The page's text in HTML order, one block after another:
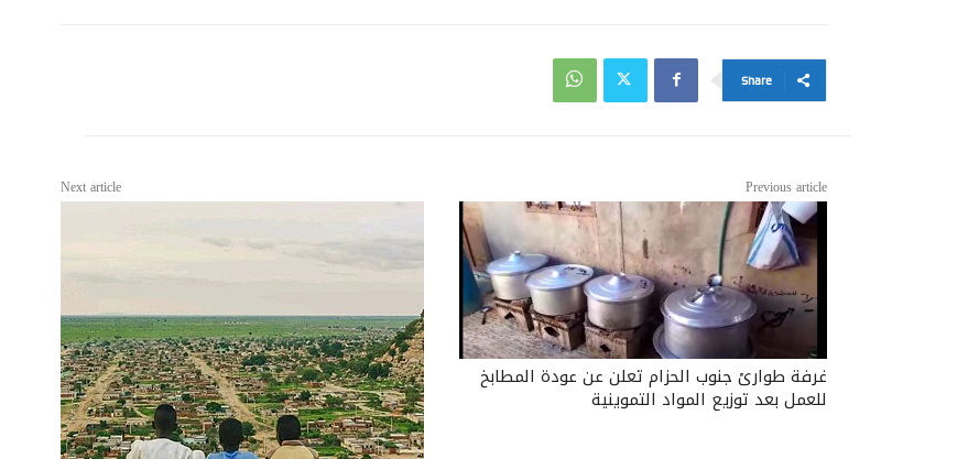
Share
Previous article
غرفة طوارئ جنوب الحزام تعلن عن عودة المطابخ
للعمل بعد توزيع المواد التموينية
Next article